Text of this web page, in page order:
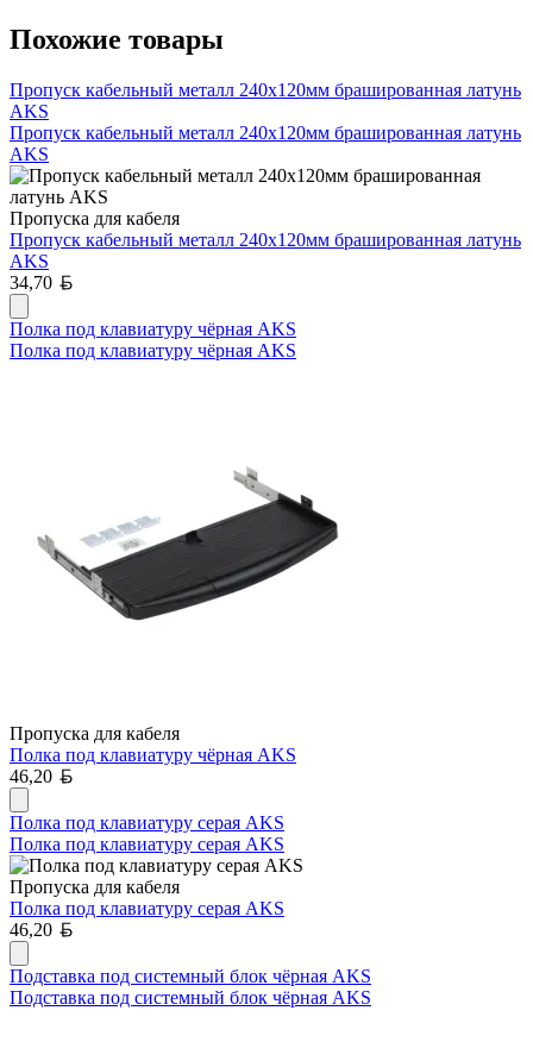
Похожие товары
Пропуск кабельный металл 240х120мм брашированная латунь
AKS
Пропуск кабельный металл 240х120мм брашированная латунь
AKS
Пропуска для кабеля
Пропуск кабельный металл 240х120мм брашированная латунь
AKS
34,70
Полка под клавиатуру чёрная AKS
Полка под клавиатуру чёрная AKS
Пропуска для кабеля
Полка под клавиатуру чёрная AKS
46,20
Полка под клавиатуру серая AKS
Полка под клавиатуру серая AKS
Пропуска для кабеля
Полка под клавиатуру серая AKS
46,20
Подставка под системный блок чёрная AKS
Подставка под системный блок чёрная AKS